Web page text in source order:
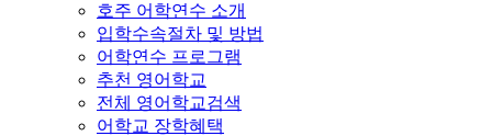
호주 어학연수 소개
입학수속절차 및 방법
어학연수 프로그램
추천 영어학교
전체 영어학교검색
어학교 장학혜택